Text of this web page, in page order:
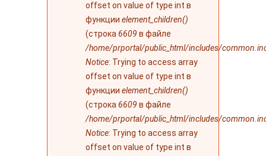
offset on value of type int в
функции element_children()
(строка 6609 в файле
/home/prportal/public_html/includes/
Notice: Trying to access array
offset on value of type int в
функции element_children()
(строка 6609 в файле
/home/prportal/public_html/includes/
Notice: Trying to access array
offset on value of type int в